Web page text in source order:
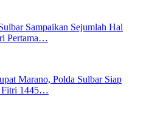
Sampaikan Sejumlah Hal
Pertama…
Marano, Polda Sulbar Siap
Fitri 1445…